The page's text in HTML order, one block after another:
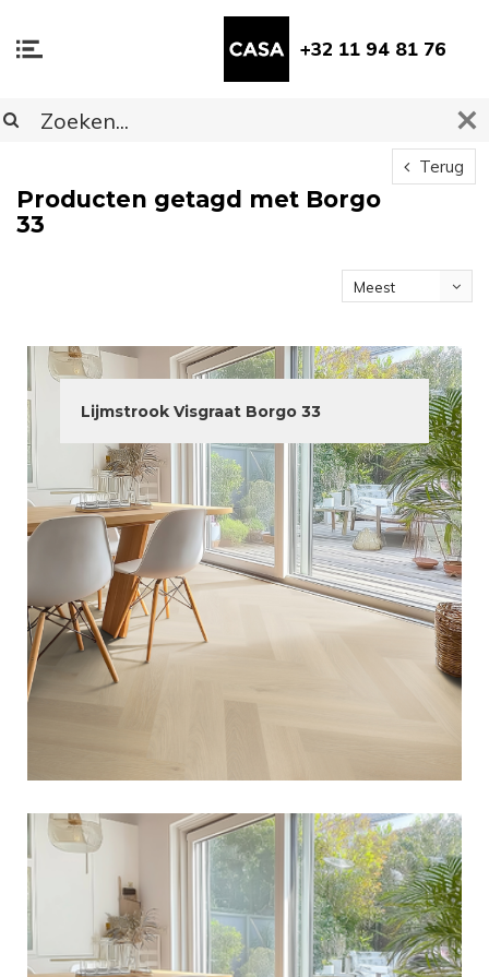
+32 11 94 81 76
Terug
Producten getagd met Borgo
33
Meest
Lijmstrook Visgraat Borgo 33